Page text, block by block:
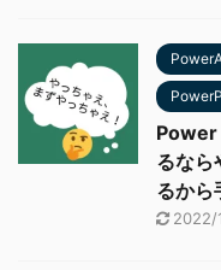
るなら
るから
2022/